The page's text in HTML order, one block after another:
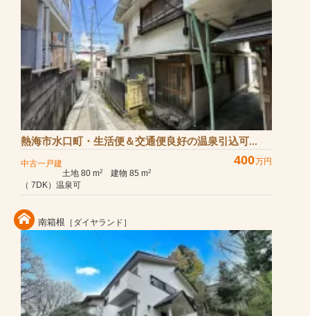
熱海市水口町・生活便＆交通便良好の温泉引込可...
中古一戸建 400万円
土地 80 m2 建物 85 m2
（ 7DK）温泉可
南箱根 ［ダイヤランド］